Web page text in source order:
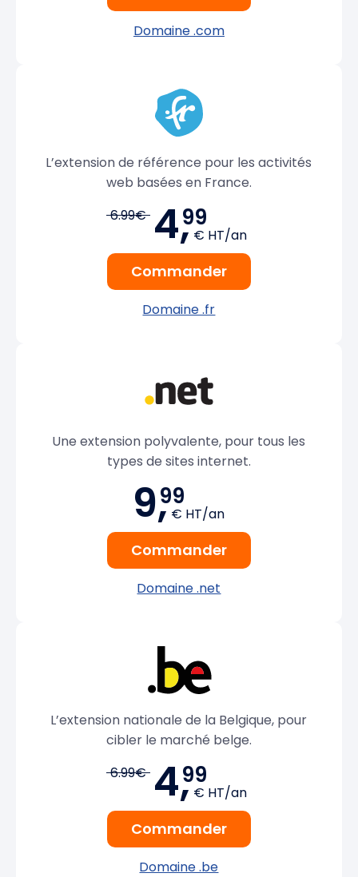
Domaine .com
L’extension de référence pour les activités
web basées en France.
6.99€ 4,99
€ HT/an
Commander
Domaine .fr
Une extension polyvalente, pour tous les
types de sites internet.
9,99
€ HT/an
Commander
Domaine .net
L’extension nationale de la Belgique, pour
cibler le marché belge.
6.99€ 4,99
€ HT/an
Commander
Domaine .be